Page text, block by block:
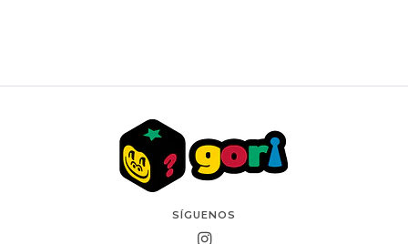
SÍGUENOS